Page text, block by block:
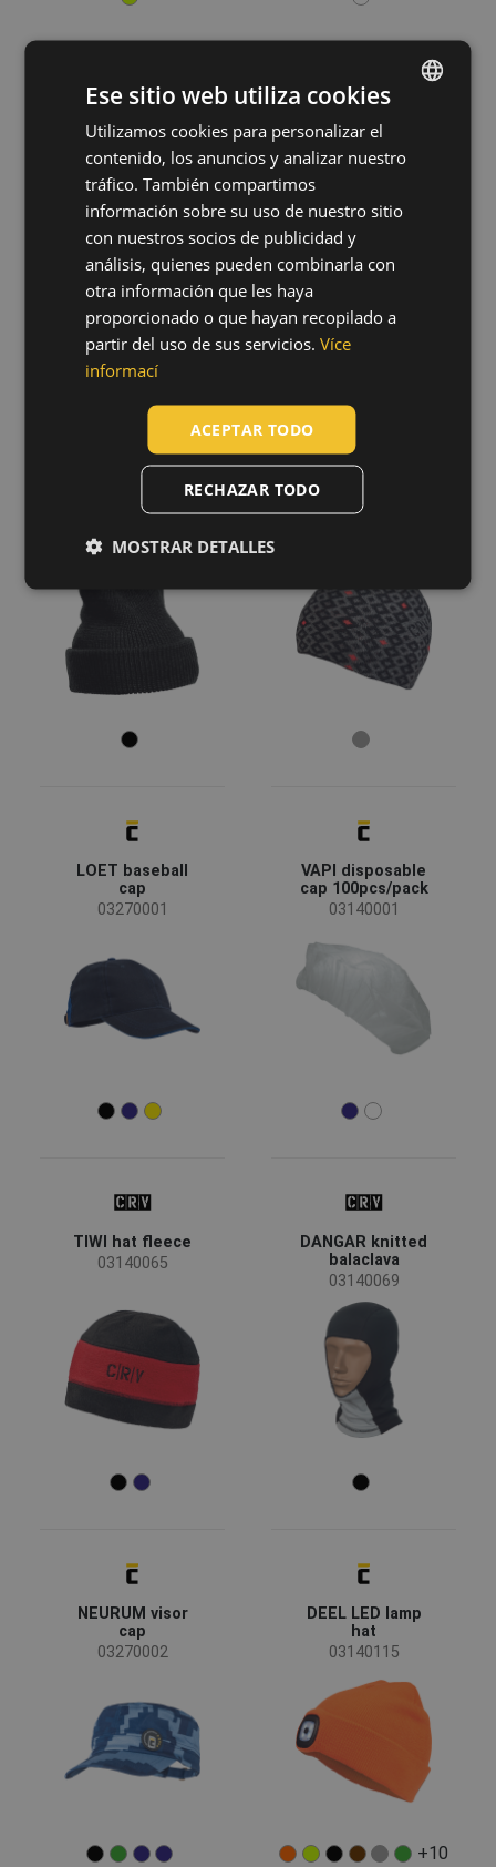
NOORD beanie
03140114
JSP SUREFIT
liner M/L
0314011399999
AUSTRAL knitted
hat 67g
03140015
ELCHO beanie
03140066
LOET baseball
cap
03270001
VAPI disposable
cap 100pcs/pack
03140001
TIWI hat fleece
03140065
DANGAR knitted
balaclava
03140069
NEURUM visor
cap
03270002
DEEL LED lamp
hat
03140115
+10
ENGLISH
CZECH
HUNGARIAN
SLOVAK
POLISH
SPANISH
FRENCH
Ese sitio web utiliza cookies
Utilizamos cookies para personalizar el
contenido, los anuncios y analizar nuestro
tráfico. También compartimos
información sobre su uso de nuestro sitio
con nuestros socios de publicidad y
análisis, quienes pueden combinarla con
otra información que les haya
proporcionado o que hayan recopilado a
partir del uso de sus servicios. Více
informací
ACEPTAR TODO
RECHAZAR TODO
MOSTRAR DETALLES